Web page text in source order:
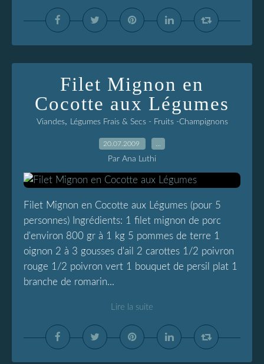
Filet Mignon en
Cocotte aux Légumes
Viandes, Légumes Frais & Secs - Fruits -Champignons
20.07.2009
Par Ana Luthi
Filet Mignon en Cocotte aux Légumes (pour 5
personnes) Ingrédients: 1 filet mignon de porc
d'environ 800 gr à 1 kg 5 pommes de terre 1
oignon 2 à 3 gousses d'ail 2 carottes 1/2 poivron
rouge 1/2 poivron vert 1 bouquet de persil plat 1
branche de romarin...
Lire la suite